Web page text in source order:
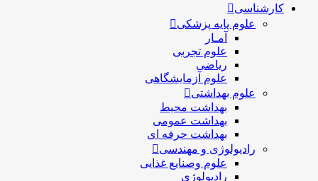
کارشناسی
علوم پایه پزشکی
آمـار
علوم تجربی
ریاضی
علوم آزمایشگاهی
علوم بهداشتی
بهداشت محیط
بهداشت عمومی
بهداشت حرفه ای
رادیولوژی و مهندسی
علوم وصنایع غذایی
رادیولوژی